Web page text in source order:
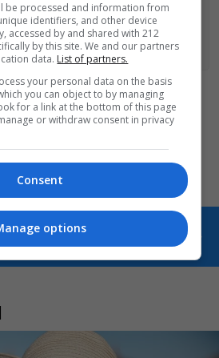
MONOPOLI.GR ΣΤΟ GOOGLE NEWS
ΤΙΣ ΕΙΔΗΣΕΙΣ ΤΗΣ ΗΜΕΡΑΣ
Οι «Τρωάδες» στην Επίδαυρο
αλλάζουν την αντίληψη για
τον πολιτισμό
ART OF LIFE
be processed and information from
identifiers, and other device
accessed by and shared with 212
by this site. We and our partners
data. List of partners.
your personal data on the basis
you can object to by managing
for a link at the bottom of this page
or withdraw consent in privacy
Consent
options